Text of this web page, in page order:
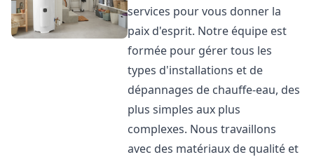
services pour vous donner la
paix d'esprit. Notre équipe est
formée pour gérer tous les
types d'installations et de
dépannages de chauffe-eau, des
plus simples aux plus
complexes. Nous travaillons
avec des matériaux de qualité et